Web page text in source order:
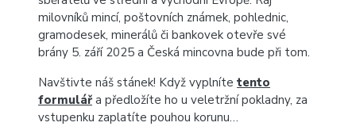
milovníků mincí, poštovních známek, pohlednic,
gramodesek, minerálů či bankovek otevře své
brány 5. září 2025 a Česká mincovna bude při tom.
Navštivte náš stánek! Když vyplníte tento
formulář a předložíte ho u veletržní pokladny, za
vstupenku zaplatíte pouhou korunu…